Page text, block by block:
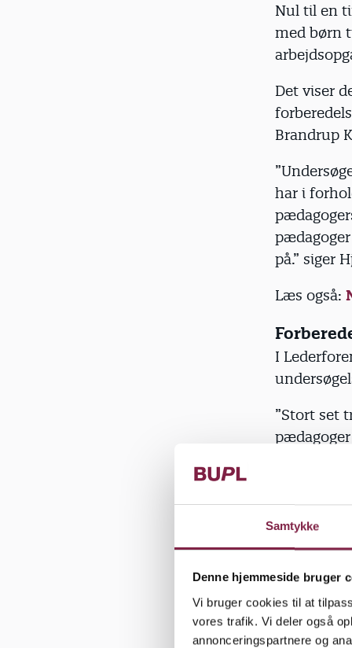
Samtykke
Denne hjemmeside bruger
Vi bruger cookies til at
vores trafik. Vi deler også
annonceringspartnere og
Nul til en
med børn
Det viser
Brandrup
har i
på.” siger
Læs også:
I
”Stort set
med
med
Svaret er